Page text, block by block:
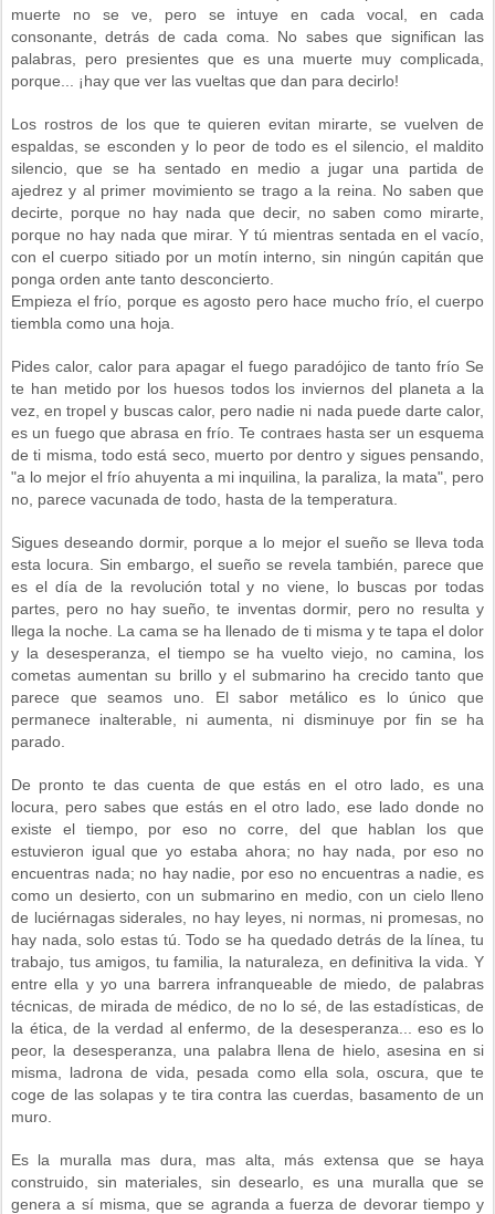
muerte no se ve, pero se intuye en cada vocal, en cada
consonante, detrás de cada coma. No sabes que significan las
palabras, pero presientes que es una muerte muy complicada,
porque... ¡hay que ver las vueltas que dan para decirlo!
Los rostros de los que te quieren evitan mirarte, se vuelven de
espaldas, se esconden y lo peor de todo es el silencio, el maldito
silencio, que se ha sentado en medio a jugar una partida de
ajedrez y al primer movimiento se trago a la reina. No saben que
decirte, porque no hay nada que decir, no saben como mirarte,
porque no hay nada que mirar. Y tú mientras sentada en el vacío,
con el cuerpo sitiado por un motín interno, sin ningún capitán que
ponga orden ante tanto desconcierto.
Empieza el frío, porque es agosto pero hace mucho frío, el cuerpo
tiembla como una hoja.
Pides calor, calor para apagar el fuego paradójico de tanto frío Se
te han metido por los huesos todos los inviernos del planeta a la
vez, en tropel y buscas calor, pero nadie ni nada puede darte calor,
es un fuego que abrasa en frío. Te contraes hasta ser un esquema
de ti misma, todo está seco, muerto por dentro y sigues pensando,
"a lo mejor el frío ahuyenta a mi inquilina, la paraliza, la mata", pero
no, parece vacunada de todo, hasta de la temperatura.
Sigues deseando dormir, porque a lo mejor el sueño se lleva toda
esta locura. Sin embargo, el sueño se revela también, parece que
es el día de la revolución total y no viene, lo buscas por todas
partes, pero no hay sueño, te inventas dormir, pero no resulta y
llega la noche. La cama se ha llenado de ti misma y te tapa el dolor
y la desesperanza, el tiempo se ha vuelto viejo, no camina, los
cometas aumentan su brillo y el submarino ha crecido tanto que
parece que seamos uno. El sabor metálico es lo único que
permanece inalterable, ni aumenta, ni disminuye por fin se ha
parado.
De pronto te das cuenta de que estás en el otro lado, es una
locura, pero sabes que estás en el otro lado, ese lado donde no
existe el tiempo, por eso no corre, del que hablan los que
estuvieron igual que yo estaba ahora; no hay nada, por eso no
encuentras nada; no hay nadie, por eso no encuentras a nadie, es
como un desierto, con un submarino en medio, con un cielo lleno
de luciérnagas siderales, no hay leyes, ni normas, ni promesas, no
hay nada, solo estas tú. Todo se ha quedado detrás de la línea, tu
trabajo, tus amigos, tu familia, la naturaleza, en definitiva la vida. Y
entre ella y yo una barrera infranqueable de miedo, de palabras
técnicas, de mirada de médico, de no lo sé, de las estadísticas, de
la ética, de la verdad al enfermo, de la desesperanza... eso es lo
peor, la desesperanza, una palabra llena de hielo, asesina en si
misma, ladrona de vida, pesada como ella sola, oscura, que te
coge de las solapas y te tira contra las cuerdas, basamento de un
muro.
Es la muralla mas dura, mas alta, más extensa que se haya
construido, sin materiales, sin desearlo, es una muralla que se
genera a sí misma, que se agranda a fuerza de devorar tiempo y